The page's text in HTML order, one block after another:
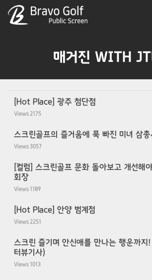
매거진 WITH
[Hot Place] 광주 첨단점
Views2175
스크린골프의 즐거움에 푹 빠진 미녀 삼
Views3057
[컬럼] 스크린골프 문화 돌아보고 개선해
회장
Views 1189
[Hot Place] 안양 범계점
Views2251
스크린 즐기며 안신애를 만나는 행운까지
터뷰기사)
Views 1013